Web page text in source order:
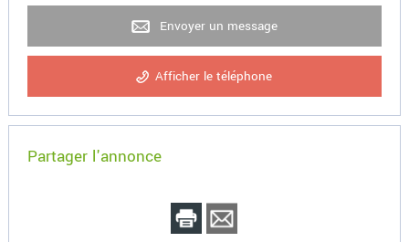
Envoyer un message
Afficher le téléphone
Partager l'annonce